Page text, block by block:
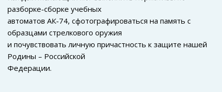
разборке-сборке учебных
автоматов АК-74, сфотографироваться на память с
образцами стрелкового оружия
и почувствовать личную причастность к защите нашей
Родины – Российской
Федерации.